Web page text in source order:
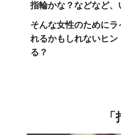
指輪かな？などなど、
そんな女性のために
れるかもしれないヒ
る？